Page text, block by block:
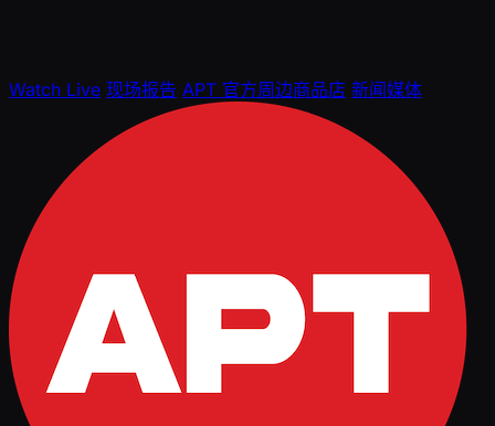
Watch Live 现场报告 APT 官方周边商品店 新闻媒体